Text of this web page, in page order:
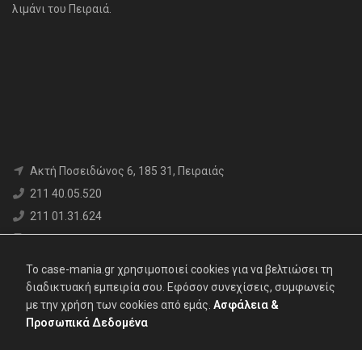
λιμάνι του Πειραιά.
Aκτή Ποσειδώνος 6, 185 31, Πειραιάς
211 40.05.520
211 01.31.624
6980 71.17.12
Α.Φ.Μ. : 800376552 | Αρ. ΓΕΜΗ: 119062907000
To case-mania.gr χρησιμοποιεί cookies για να βελτιώσει τη
διαδικτυακή εμπειρία σου. Εφόσον συνεχίσεις, συμφωνείς
με την χρήση των cookies από εμάς. Ασφάλεια &
Προσωπικά Δεδομένα